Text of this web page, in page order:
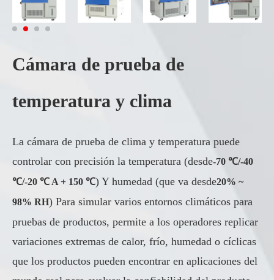
Cámara de prueba de
temperatura y clima
La cámara de prueba de clima y temperatura puede
controlar con precisión la temperatura (desde-70 ℃/-40
℃/-20 ℃ A + 150 ℃) Y humedad (que va desde20% ~
98% RH) Para simular varios entornos climáticos para
pruebas de productos, permite a los operadores replicar
variaciones extremas de calor, frío, humedad o cíclicas
que los productos pueden encontrar en aplicaciones del